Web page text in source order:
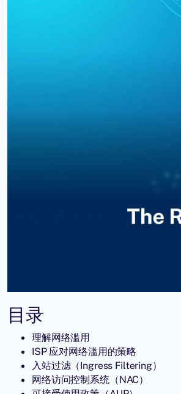
目录
理解网络滥用
ISP 应对网络滥用的策略
入站过滤（Ingress Filtering）
网络访问控制系统（NAC）